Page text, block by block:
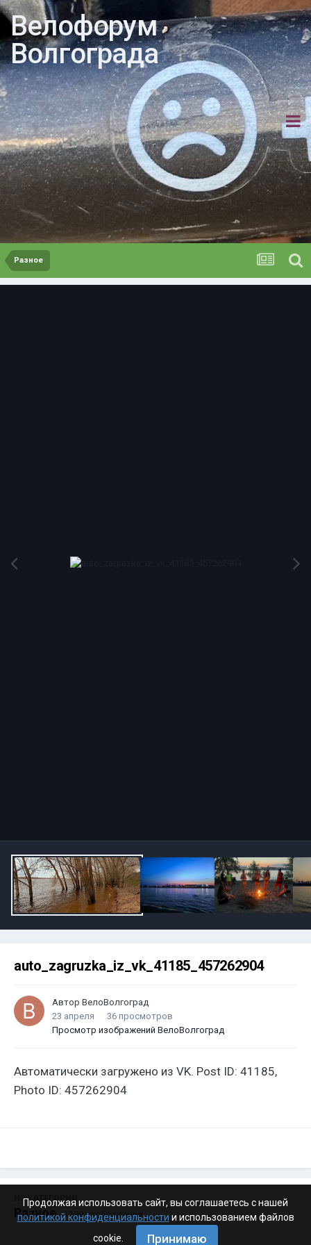
Велофорум
Волгограда
Разное
auto_zagruzka_iz_vk_41185_457262904
Автор ВелоВолгоград
23 апреля
36 просмотров
Просмотр изображений ВелоВолгоград
Автоматически загружено из VK. Post ID: 41185,
Photo ID: 457262904
ИЗ КАТЕГОРИИ:
Разное · 4 199 изображений
Продолжая использовать сайт, вы соглашаетесь с нашей
политикой конфиденциальности и использованием файлов
cookie.
Принимаю